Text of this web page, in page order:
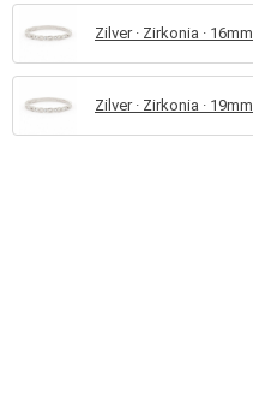
Zilver · Zirkonia · 16mm
Zilver · Zirkonia · 19mm